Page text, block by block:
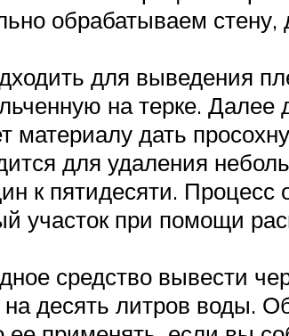
обрабатываем стену,
для выведения
на терке. Далее
материалу дать
для удаления
к пятидесяти.
участок при помощи
средство вывести
десять литров воды.